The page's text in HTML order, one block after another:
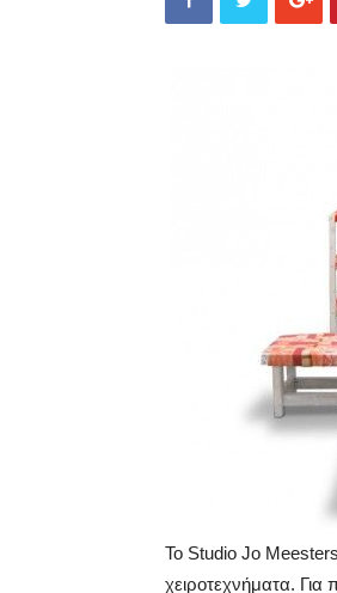
Το Studio Jo
χειροτεχνήματα. Για